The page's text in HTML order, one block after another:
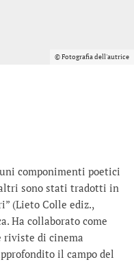
© Fotografia dell'autrice
componimenti poetici
sono stati tradotti in
(Lieto Colle ediz.,
Ha collaborato come
riviste di cinema
il campo del